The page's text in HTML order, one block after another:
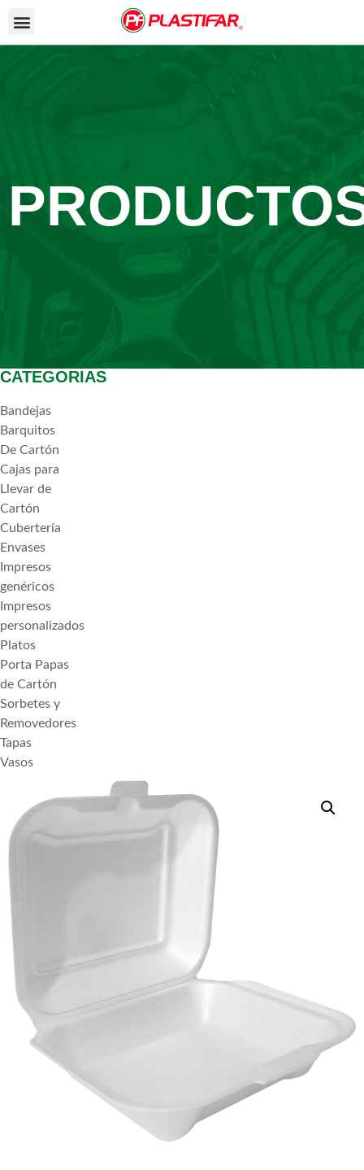
CATEGORIAS
Bandejas
Barquitos
De Cartón
Cajas para
Llevar de
Cartón
Cubertería
Envases
Impresos
genéricos
Impresos
personalizados
Platos
Porta Papas
de Cartón
Sorbetes y
Removedores
Tapas
Vasos